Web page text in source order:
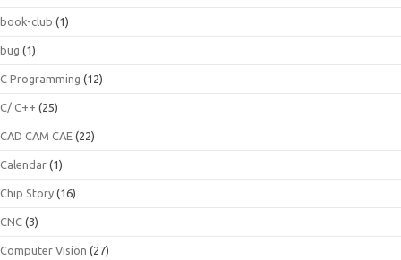
book-club (1)
bug (1)
C Programming (12)
C/ C++ (25)
CAD CAM CAE (22)
Calendar (1)
Chip Story (16)
CNC (3)
Computer Vision (27)